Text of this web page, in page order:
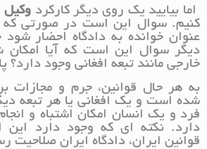
اما بیایید یک روی دیگر کارکرد وکیل
کنیم. سوال این است در صورتی که
عنوان خوانده به دادگاه احضار
دیگر سوال این است که آیا امکان
خارجی مانند تبعه افغانی وجود
به هر حال قوانین، جرم و مجازات
شده است و یک افغانی یا هر تبعه
فرد و یک انسان امکان اشتباه و
دارد. نکته ای که وجود دارد
قوانین ایران، دادگاه ایران صلاحیت